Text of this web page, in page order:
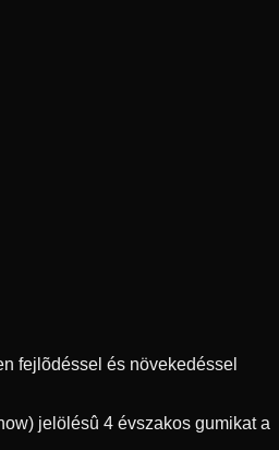
fejlõdéssel és növekedéssel
jelölésû 4 évszakos gumikat a